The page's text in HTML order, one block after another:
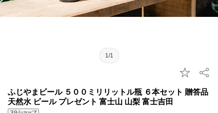
1/1
ふじやまビール ５００ミリリットル瓶 ６本セット 贈答品
天然水 ビール プレゼント 富士山 山梨 富士吉田